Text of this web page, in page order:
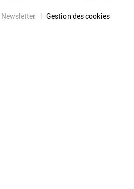
Newsletter Gestion des cookies